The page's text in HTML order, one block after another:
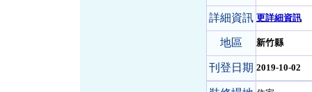
詳細資訊 更詳細資訊
地區 新竹縣
刊登日期 2019-10-02